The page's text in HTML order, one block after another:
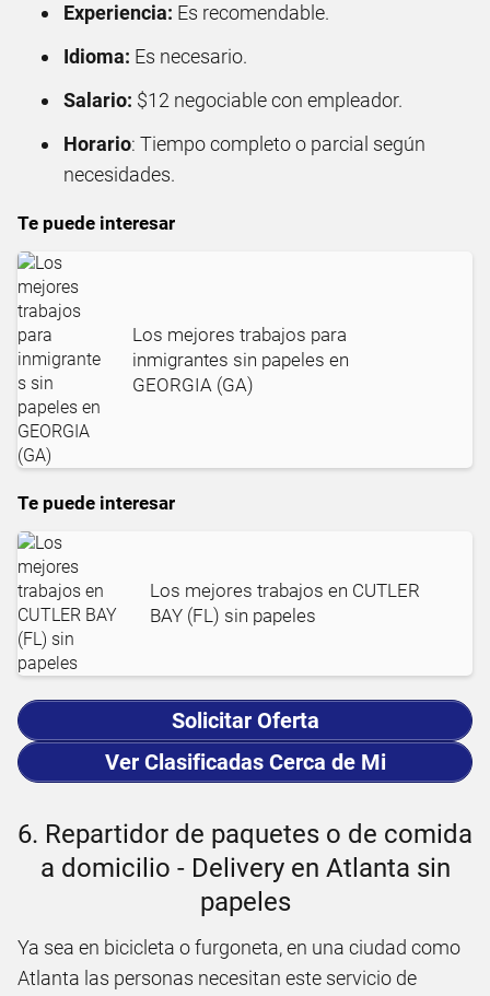
Experiencia: Es recomendable.
Idioma: Es necesario.
Salario: $12 negociable con empleador.
Horario: Tiempo completo o parcial según
necesidades.
Te puede interesar
Los mejores trabajos para
inmigrantes sin papeles en
GEORGIA (GA)
Te puede interesar
Los mejores trabajos en CUTLER
BAY (FL) sin papeles
Solicitar Oferta
Ver Clasificadas Cerca de Mi
6. Repartidor de paquetes o de comida
a domicilio - Delivery en Atlanta sin
papeles
Ya sea en bicicleta o furgoneta, en una ciudad como
Atlanta las personas necesitan este servicio de